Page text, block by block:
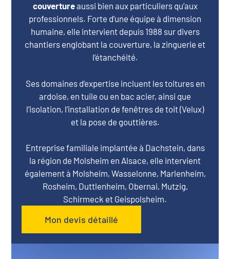
couvertureaussi bien aux particuliers qu’aux
professionnels. Forte d’une équipe à dimension
humaine, elle intervient depuis 1988 sur divers
chantiers englobant la couverture, la zinguerie et
l’étanchéité.
Ses domaines d’expertise incluent les toitures en
ardoise, en tuile ou en bac acier, ainsi que
l’isolation, l’installation de fenêtres de toit (Velux)
et la pose de gouttières.
Entreprise familiale implantée à Dachstein, dans
la région de Molsheim en Alsace, elle intervient
également à Molsheim, Wasselonne, Marlenheim,
Rosheim, Duttlenheim, Obernai, Mutzig,
Schirmeck et Geispolsheim.
Mon devis détaillé